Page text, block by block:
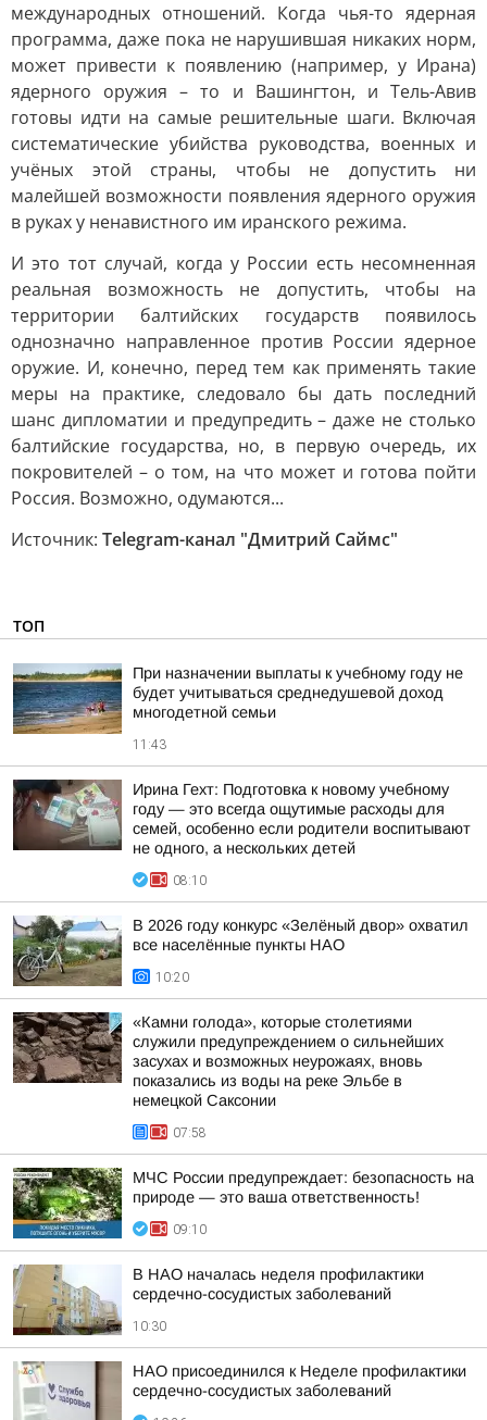
международных отношений. Когда чья-то ядерная
программа, даже пока не нарушившая никаких норм,
может привести к появлению (например, у Ирана)
ядерного оружия – то и Вашингтон, и Тель-Авив
готовы идти на самые решительные шаги. Включая
систематические убийства руководства, военных и
учёных этой страны, чтобы не допустить ни
малейшей возможности появления ядерного оружия
в руках у ненавистного им иранского режима.
И это тот случай, когда у России есть несомненная
реальная возможность не допустить, чтобы на
территории балтийских государств появилось
однозначно направленное против России ядерное
оружие. И, конечно, перед тем как применять такие
меры на практике, следовало бы дать последний
шанс дипломатии и предупредить – даже не столько
балтийские государства, но, в первую очередь, их
покровителей – о том, на что может и готова пойти
Россия. Возможно, одумаются...
Источник: Telegram-канал "Дмитрий Саймс"
ТОП
При назначении выплаты к учебному году не
будет учитываться среднедушевой доход
многодетной семьи
11:43
Ирина Гехт: Подготовка к новому учебному
году — это всегда ощутимые расходы для
семей, особенно если родители воспитывают
не одного, а нескольких детей
08:10
В 2026 году конкурс «Зелёный двор» охватил
все населённые пункты НАО
10:20
«Камни голода», которые столетиями
служили предупреждением о сильнейших
засухах и возможных неурожаях, вновь
показались из воды на реке Эльбе в
немецкой Саксонии
07:58
МЧС России предупреждает: безопасность на
природе — это ваша ответственность!
09:10
В НАО началась неделя профилактики
сердечно-сосудистых заболеваний
10:30
НАО присоединился к Неделе профилактики
сердечно-сосудистых заболеваний